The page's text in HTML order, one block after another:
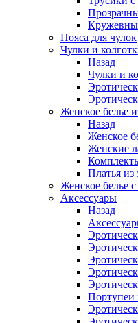
Пояса для чулок
Чулки и
Назад
Чулки и
Женское белье
Назад
Женское
Женские
Платья из
Женское белье
Аксессуары
Назад
Портупеи